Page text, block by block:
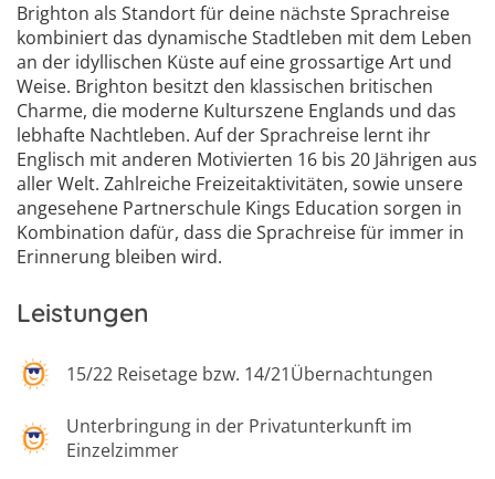
Brighton als Standort für deine nächste Sprachreise
kombiniert das dynamische Stadtleben mit dem Leben
an der idyllischen Küste auf eine grossartige Art und
Weise. Brighton besitzt den klassischen britischen
Charme, die moderne Kulturszene Englands und das
lebhafte Nachtleben. Auf der Sprachreise lernt ihr
Englisch mit anderen Motivierten 16 bis 20 Jährigen aus
aller Welt. Zahlreiche Freizeitaktivitäten, sowie unsere
angesehene Partnerschule Kings Education sorgen in
Kombination dafür, dass die Sprachreise für immer in
Erinnerung bleiben wird.
Leistungen
15/22 Reisetage bzw. 14/21Übernachtungen
Unterbringung in der Privatunterkunft im
Einzelzimmer